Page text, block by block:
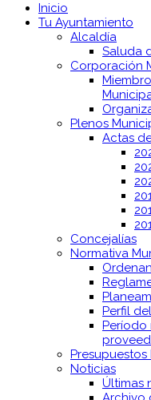
Inicio
Tu Ayuntamiento
Alcaldía
Saluda
Corporación
Plenos
Actas
Concejalías
Normativa
Perfil
Período
Noticias
Últimas